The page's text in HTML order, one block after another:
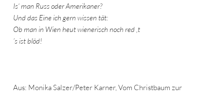
Is‘ man Russ oder Amerikaner?
Und das Eine ich gern wissen tät:
Ob man in Wien heut wienerisch noch red ‚t
’s ist blöd!
Aus: Monika Salzer/Peter Karner, Vom Christbaum zur